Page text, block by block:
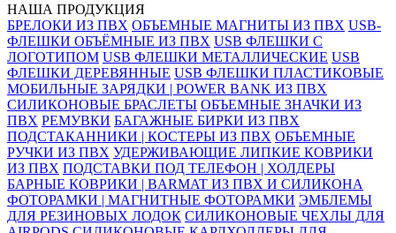
НАША ПРОДУКЦИЯ
БРЕЛОКИ ИЗ ПВХ ОБЪЕМНЫЕ МАГНИТЫ ИЗ ПВХ USB-
ФЛЕШКИ ОБЪЁМНЫЕ ИЗ ПВХ USB ФЛЕШКИ С
ЛОГОТИПОМ USB ФЛЕШКИ МЕТАЛЛИЧЕСКИЕ USB
ФЛЕШКИ ДЕРЕВЯННЫЕ USB ФЛЕШКИ ПЛАСТИКОВЫЕ
МОБИЛЬНЫЕ ЗАРЯДКИ | POWER BANK ИЗ ПВХ
СИЛИКОНОВЫЕ БРАСЛЕТЫ ОБЪЕМНЫЕ ЗНАЧКИ ИЗ
ПВХ РЕМУВКИ БАГАЖНЫЕ БИРКИ ИЗ ПВХ
ПОДСТАКАННИКИ | КОСТЕРЫ ИЗ ПВХ ОБЪЕМНЫЕ
РУЧКИ ИЗ ПВХ УДЕРЖИВАЮЩИЕ ЛИПКИЕ КОВРИКИ
ИЗ ПВХ ПОДСТАВКИ ПОД ТЕЛЕФОН | ХОЛДЕРЫ
БАРНЫЕ КОВРИКИ | BARMAT ИЗ ПВХ И СИЛИКОНА
ФОТОРАМКИ | МАГНИТНЫЕ ФОТОРАМКИ ЭМБЛЕМЫ
ДЛЯ РЕЗИНОВЫХ ЛОДОК СИЛИКОНОВЫЕ ЧЕХЛЫ ДЛЯ